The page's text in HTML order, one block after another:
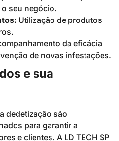
seu negócio.
Utilização de produtos
da eficácia
de novas infestações.
e sua
dedetização são
para garantir a
e clientes. A LD TECH SP